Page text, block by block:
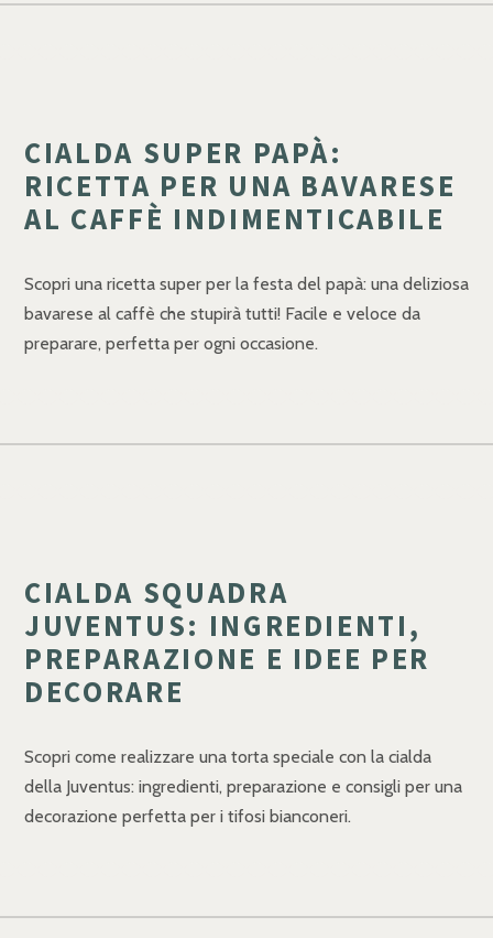
CIALDA SUPER PAPÀ:
RICETTA PER UNA BAVARESE
AL CAFFÈ INDIMENTICABILE
Scopri una ricetta super per la festa del papà: una deliziosa
bavarese al caffè che stupirà tutti! Facile e veloce da
preparare, perfetta per ogni occasione.
CIALDA SQUADRA
JUVENTUS: INGREDIENTI,
PREPARAZIONE E IDEE PER
DECORARE
Scopri come realizzare una torta speciale con la cialda
della Juventus: ingredienti, preparazione e consigli per una
decorazione perfetta per i tifosi bianconeri.